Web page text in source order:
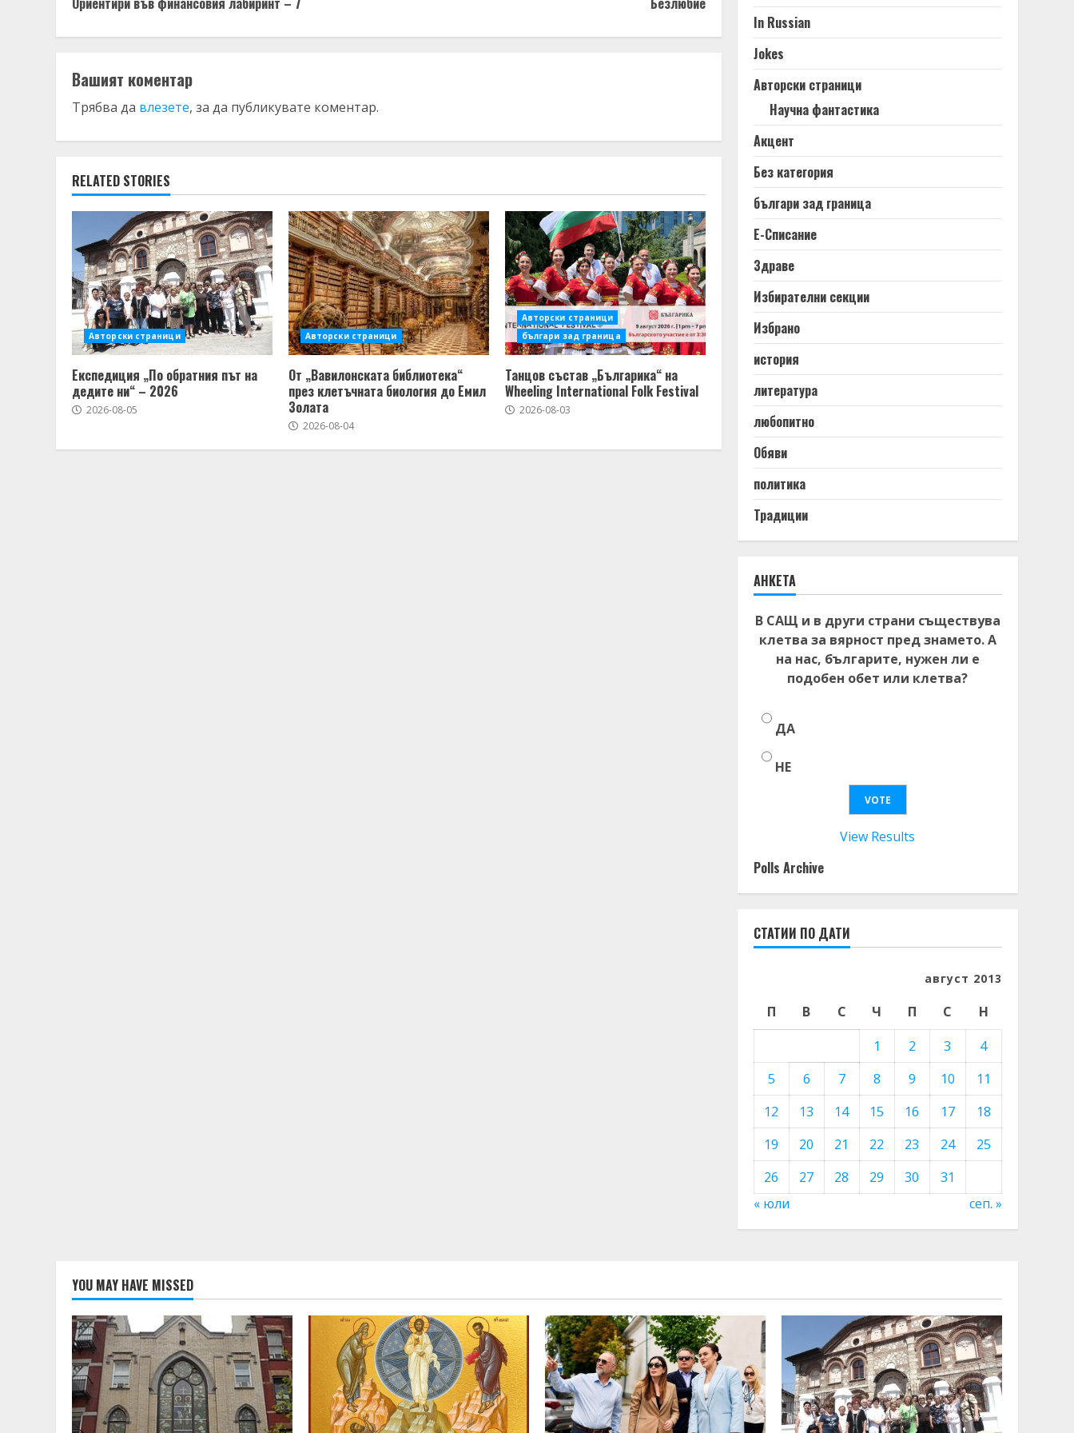
Reading
Вашият коментар
Трябва да влезете, за да публикувате коментар.
RELATED STORIES
Авторски страници
Експедиция „По обратния път на
дедите ни“ – 2026
2026-08-05
Авторски страници
От „Вавилонската библиотека“
през клетъчната биология до Емил
Золата
2026-08-04
Авторски страници
българи зад граница
Танцов състав „Българика“ на
Wheeling International Folk Festival
2026-08-03
In Russian
Jokes
Авторски страници
Научна фантастика
Акцент
Без категория
българи зад граница
Е-Списание
Здраве
Избирателни секции
Избрано
история
литература
любопитно
Обяви
политика
Традиции
АНКЕТА
В САЩ и в други страни съществува
клетва за вярност пред знамето. А
на нас, българите, нужен ли е
подобен обет или клетва?
ДА
НЕ
View Results
Polls Archive
СТАТИИ ПО ДАТИ
август 2013
П В С Ч П С
Н
1
2 3
4
5
6 7 8 9 10
11
12
13 14 15 16 17
18
19
20 21 22 23 24
25
26
27 28 29 30
31
« юли
сеп. »
YOU MAY HAVE MISSED